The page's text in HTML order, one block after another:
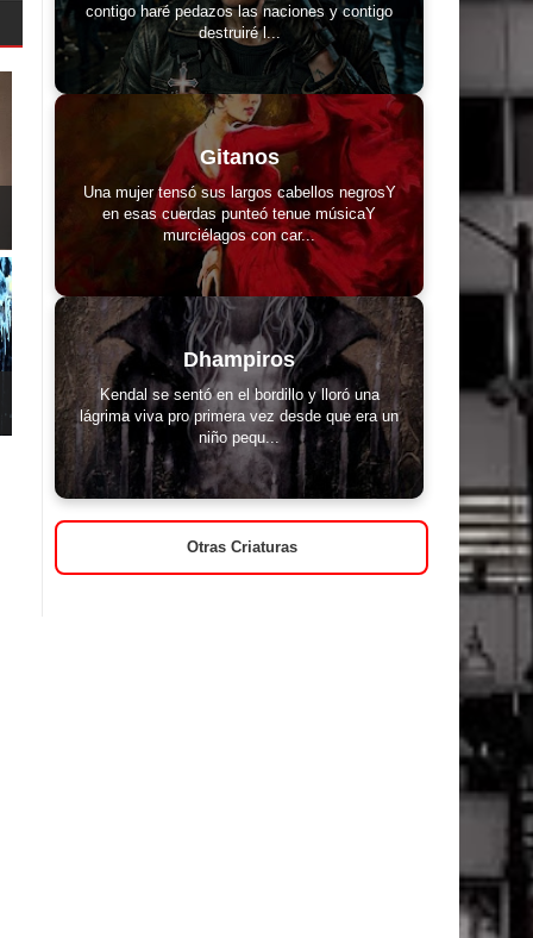
contigo haré pedazos las naciones y contigo
destruiré l...
Gitanos
Una mujer tensó sus largos cabellos negrosY
en esas cuerdas punteó tenue músicaY
murciélagos con car...
Dhampiros
Kendal se sentó en el bordillo y lloró una
lágrima viva pro primera vez desde que era un
niño pequ...
Otras Criaturas